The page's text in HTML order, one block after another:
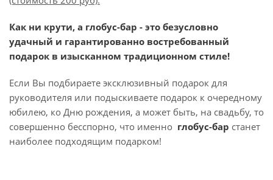
Как ни крути, а глобус-бар - это безусловно
удачный и гарантированно востребованный
подарок в изысканном традиционном стиле!
Если Вы подбираете эксклюзивный подарок для
руководителя или подыскиваете подарок к очередному
юбилею, ко Дню рождения, а может быть, на свадьбу, то
совершенно бесспорно, что именно глобус-бар станет
наиболее подходящим подарком!